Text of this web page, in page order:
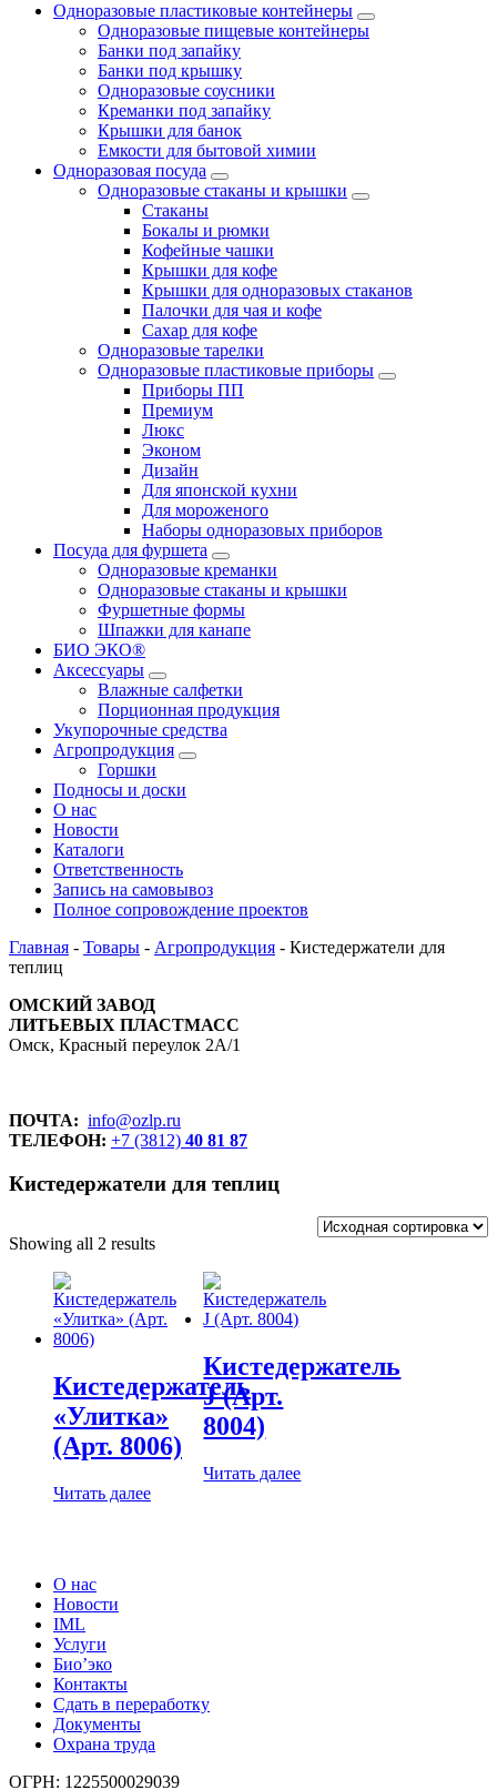
Одноразовые пластиковые контейнеры
Одноразовые пищевые контейнеры
Банки под запайку
Банки под крышку
Одноразовые соусники
Креманки под запайку
Крышки для банок
Емкости для бытовой химии
Одноразовая посуда
Одноразовые стаканы и крышки
Стаканы
Бокалы и рюмки
Кофейные чашки
Крышки для кофе
Крышки для одноразовых стаканов
Палочки для чая и кофе
Сахар для кофе
Одноразовые тарелки
Одноразовые пластиковые приборы
Приборы ПП
Премиум
Люкс
Эконом
Дизайн
Для японской кухни
Для мороженого
Наборы одноразовых приборов
Посуда для фуршета
Одноразовые креманки
Одноразовые стаканы и крышки
Фуршетные формы
Шпажки для канапе
БИО ЭКО®
Аксессуары
Влажные салфетки
Порционная продукция
Укупорочные средства
Агропродукция
Горшки
Подносы и доски
О нас
Новости
Каталоги
Ответственность
Запись на самовывоз
Полное сопровождение проектов
Главная - Товары - Агропродукция - Кистедержатели для
теплиц
ОМСКИЙ ЗАВОД
ЛИТЬЕВЫХ ПЛАСТМАСС
Омск, Красный переулок 2А/1
ПОЧТА: info@ozlp.ru
ТЕЛЕФОН: +7 (3812) 40 81 87
Кистедержатели для теплиц
Showing all 2 results
Кистедержатель
«Улитка»
(Арт. 8006)
Читать далее
Кистедержатель
J (Арт.
8004)
Читать далее
О нас
Новости
IML
Услуги
Био’эко
Контакты
Cдать в переработку
Документы
Охрана труда
ОГРН: 1225500029039